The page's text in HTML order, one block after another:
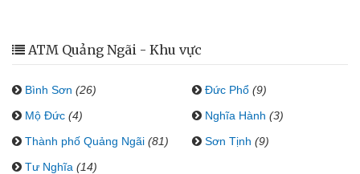
ATM Quảng Ngãi - Khu vực
Bình Sơn (26) Đức Phổ (9)
Mộ Đức (4) Nghĩa Hành (3)
Thành phố Quảng Ngãi (81) Sơn Tịnh (9)
Tư Nghĩa (14)